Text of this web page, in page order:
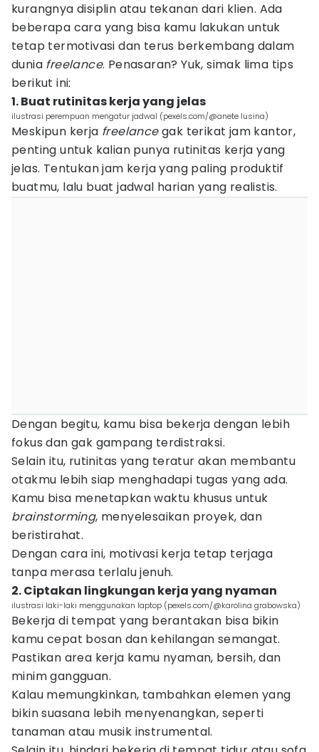
kurangnya disiplin atau tekanan dari klien. Ada
beberapa cara yang bisa kamu lakukan untuk
tetap termotivasi dan terus berkembang dalam
dunia freelance. Penasaran? Yuk, simak lima tips
berikut ini:
1. Buat rutinitas kerja yang jelas
ilustrasi perempuan mengatur jadwal (pexels.com/@anete lusina)
Meskipun kerja freelancegak terikat jam kantor,
penting untuk kalian punya rutinitas kerja yang
jelas. Tentukan jam kerja yang paling produktif
buatmu, lalu buat jadwal harian yang realistis.
Dengan begitu, kamu bisa bekerja dengan lebih
fokus dan gak gampang terdistraksi.
Selain itu, rutinitas yang teratur akan membantu
otakmu lebih siap menghadapi tugas yang ada.
Kamu bisa menetapkan waktu khusus untuk
brainstorming, menyelesaikan proyek, dan
beristirahat.
Dengan cara ini, motivasi kerja tetap terjaga
tanpa merasa terlalu jenuh.
2. Ciptakan lingkungan kerja yang nyaman
ilustrasi laki-laki menggunakan laptop (pexels.com/@karolina grabowska)
Bekerja di tempat yang berantakan bisa bikin
kamu cepat bosan dan kehilangan semangat.
Pastikan area kerja kamu nyaman, bersih, dan
minim gangguan.
Kalau memungkinkan, tambahkan elemen yang
bikin suasana lebih menyenangkan, seperti
tanaman atau musik instrumental.